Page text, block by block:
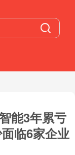
能3年累亏
临6家企业